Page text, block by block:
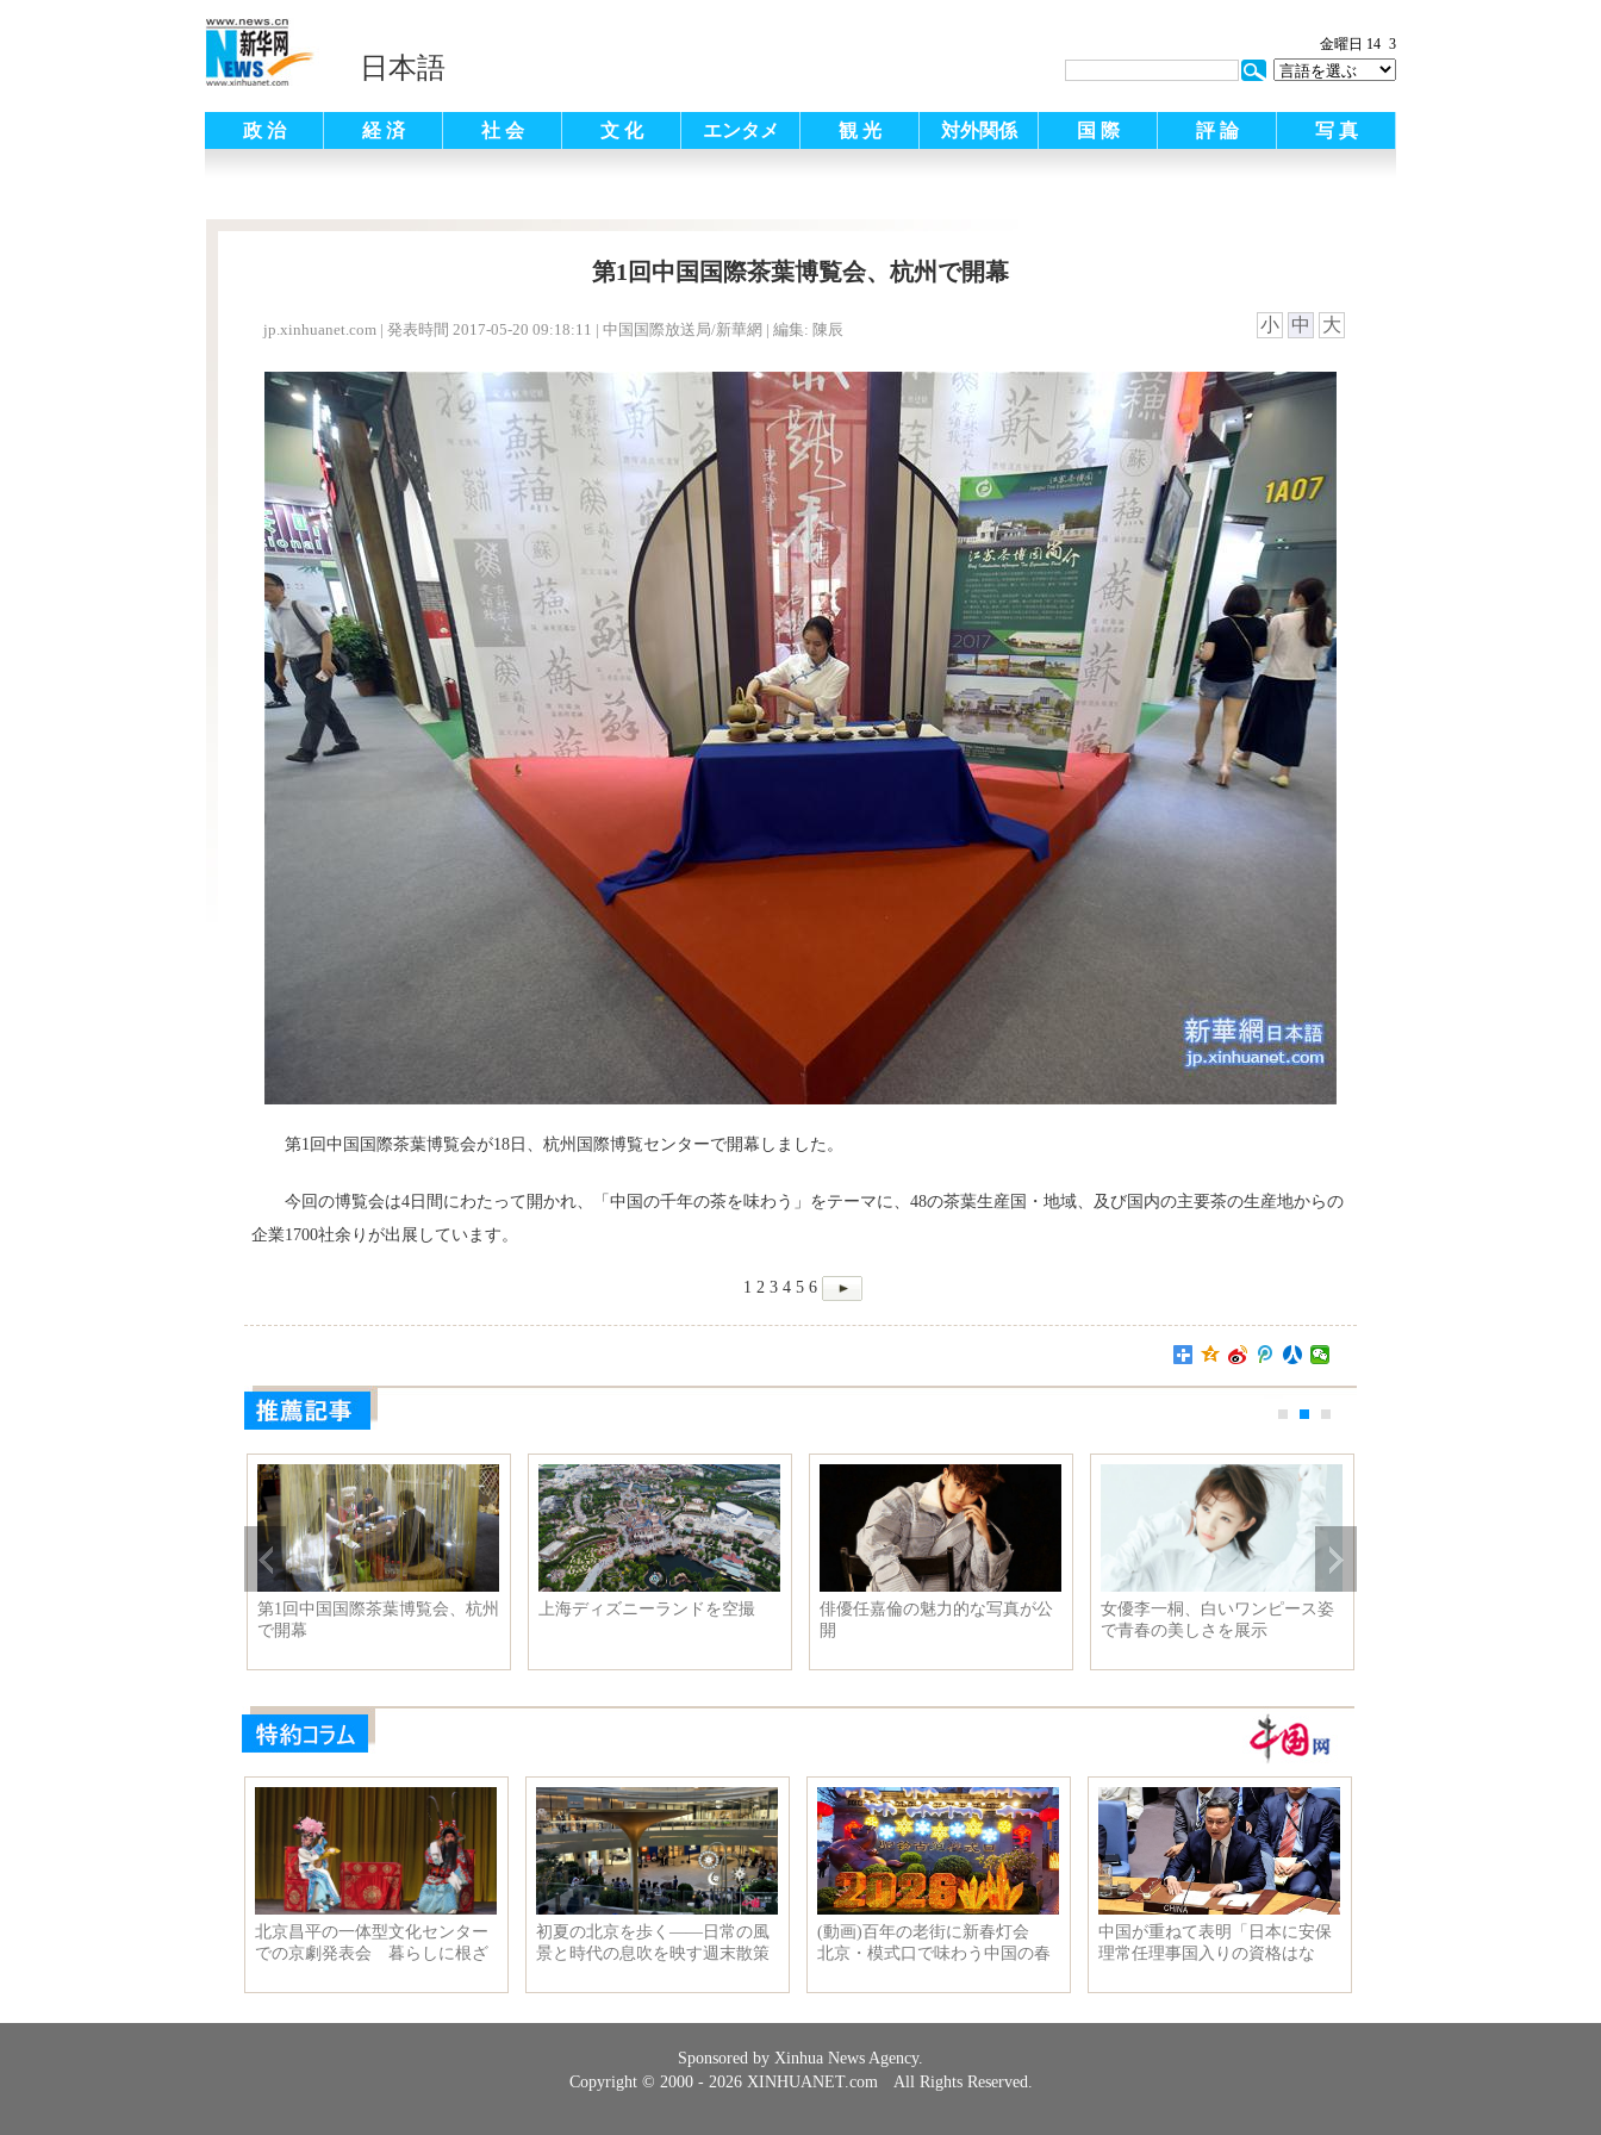
日本語
金曜日 14 3
政 治 経 済 社 会 文 化 エンタメ 観 光 対外関係 国 際 評 論 写 真
第1回中国国際茶葉博覧会、杭州で開幕
jp.xinhuanet.com | 発表時間 2017-05-20 09:18:11 | 中国国際放送局/新華網 | 編集: 陳辰 小 中 大
第1回中国国際茶葉博覧会が18日、杭州国際博覧センターで開幕しました。
今回の博覧会は4日間にわたって開かれ、「中国の千年の茶を味わう」をテーマに、48の茶葉生産国・地域、及び国内の主要茶の生産地からの
企業1700社余りが出展しています。
1 2 3 4 5 6
上海ディズニーランドを空撮
俳優任嘉倫の魅力的な写真が公
女優李一桐、白いワンピース姿
で青春の美しさを展示
銭其琛氏の遺体は北京で火葬
Sponsored by Xinhua News Agency.
Copyright © 2000 - 2026 XINHUANET.com All Rights Reserved.